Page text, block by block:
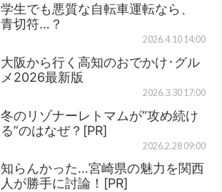
学生でも悪質な自転車運転なら、
青切符…？
2026.4.10 14:00
大阪から行く高知のおでかけ･グル
メ2026最新版
2026.3.30 17:00
冬のリゾナーレトマムが“攻め続け
る”のはなぜ？[PR]
2026.2.28 09:00
知らんかった…宮崎県の魅力を関西
人が勝手に討論！[PR]